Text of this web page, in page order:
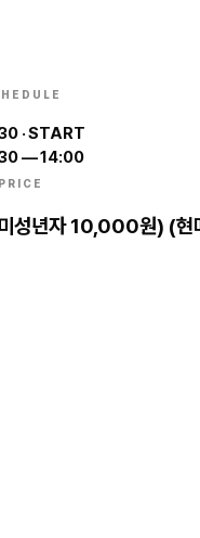
·START
—14:00
성년자 10,000원) (현